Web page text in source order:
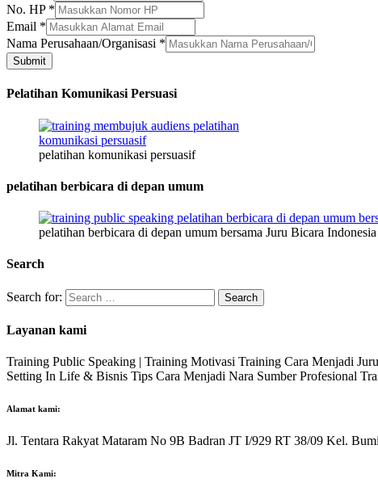
Perusahaan/Organisasi
Nama
Alamat
No. HP *
Email *
Nama Perusahaan/Organisasi *
Submit
Pelatihan Komunikasi Persuasi
pelatihan komunikasi persuasif
pelatihan berbicara di depan umum
pelatihan berbicara di depan umum bersama Juru Bicara Indonesia
Search
Search for:
Layanan kami
Training Public Speaking | Training Motivasi Training Cara Menjadi
Setting In Life & Bisnis Tips Cara Menjadi Nara Sumber Profesional
Alamat kami:
Jl. Tentara Rakyat Mataram No 9B Badran JT I/929 RT 38/09 Kel.
Mitra Kami: